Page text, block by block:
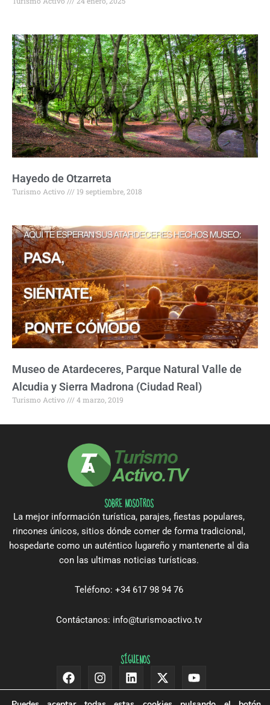
Hayedo de Otzarreta
Turismo Activo 19 septiembre, 2018
Museo de Atardeceres, Parque Natural Valle de
Alcudia y Sierra Madrona (Ciudad Real)
Turismo Activo 4 marzo, 2019
SOBRE NOSOTROS
La mejor información turística, parajes, fiestas populares,
rincones únicos, sitios dónde comer de forma tradicional,
hospedarte como un auténtico lugareño y mantenerte al dia
con las ultimas noticias turísticas.
Teléfono: +34 617 98 94 76
Contáctanos: info@turismoactivo.tv
SÍGUENOS
FacebookInstagramLinkedin
X-
twitter
Youtube